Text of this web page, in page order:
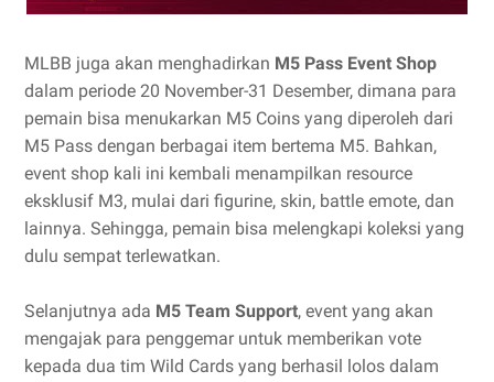
MLBB juga akan menghadirkan M5 Pass Event Shop
dalam periode 20 November-31 Desember, dimana para
pemain bisa menukarkan M5 Coins yang diperoleh dari
M5 Pass dengan berbagai item bertema M5. Bahkan,
event shop kali ini kembali menampilkan resource
eksklusif M3, mulai dari figurine, skin, battle emote, dan
lainnya. Sehingga, pemain bisa melengkapi koleksi yang
dulu sempat terlewatkan.
Selanjutnya ada M5 Team Support, event yang akan
mengajak para penggemar untuk memberikan vote
kepada dua tim Wild Cards yang berhasil lolos dalam